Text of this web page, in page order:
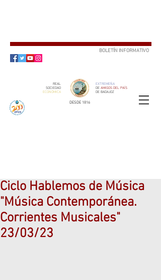
BOLETÍN INFORMATIVO
REAL
SOCIEDAD
ECONÓMICA
EXTREMEÑA
DE AMIGOS DEL PAÍS
DE BADAJOZ
DESDE 1816
Ciclo Hablemos de Música
"Música Contemporánea.
Corrientes Musicales"
23/03/23